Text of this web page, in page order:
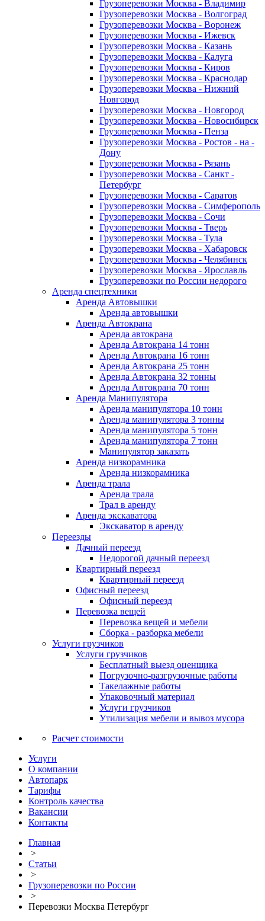
Грузоперевозки Москва - Владимир
Грузоперевозки Москва - Волгоград
Грузоперевозки Москва - Воронеж
Грузоперевозки Москва - Ижевск
Грузоперевозки Москва - Казань
Грузоперевозки Москва - Калуга
Грузоперевозки Москва - Киров
Грузоперевозки Москва - Краснодар
Грузоперевозки Москва - Нижний
Новгород
Грузоперевозки Москва - Новгород
Грузоперевозки Москва - Новосибирск
Грузоперевозки Москва - Пенза
Грузоперевозки Москва - Ростов - на -
Дону
Грузоперевозки Москва - Рязань
Грузоперевозки Москва - Санкт -
Петербург
Грузоперевозки Москва - Саратов
Грузоперевозки Москва - Симферополь
Грузоперевозки Москва - Сочи
Грузоперевозки Москва - Тверь
Грузоперевозки Москва - Тула
Грузоперевозки Москва - Хабаровск
Грузоперевозки Москва - Челябинск
Грузоперевозки Москва - Ярославль
Грузоперевозки по России недорого
Аренда спецтехники
Аренда Автовышки
Аренда автовышки
Аренда Автокрана
Аренда автокрана
Аренда Автокрана 14 тонн
Аренда Автокрана 16 тонн
Аренда Автокрана 25 тонн
Аренда Автокрана 32 тонны
Аренда Автокрана 70 тонн
Аренда Манипулятора
Аренда манипулятора 10 тонн
Аренда манипулятора 3 тонны
Аренда манипулятора 5 тонн
Аренда манипулятора 7 тонн
Манипулятор заказать
Аренда низкорамника
Аренда низкорамника
Аренда трала
Аренда трала
Трал в аренду
Аренда экскаватора
Экскаватор в аренду
Переезды
Дачный переезд
Недорогой дачный переезд
Квартирный переезд
Квартирный переезд
Офисный переезд
Офисный переезд
Перевозка вещей
Перевозка вещей и мебели
Сборка - разборка мебели
Услуги грузчиков
Услуги грузчиков
Бесплатный выезд оценщика
Погрузочно-разгрузочные работы
Такелажные работы
Упаковочный материал
Услуги грузчиков
Утилизация мебели и вывоз мусора
Расчет стоимости
Услуги
О компании
Автопарк
Тарифы
Контроль качества
Вакансии
Контакты
Главная
>
Статьи
>
Грузоперевозки по России
>
Перевозки Москва Петербург